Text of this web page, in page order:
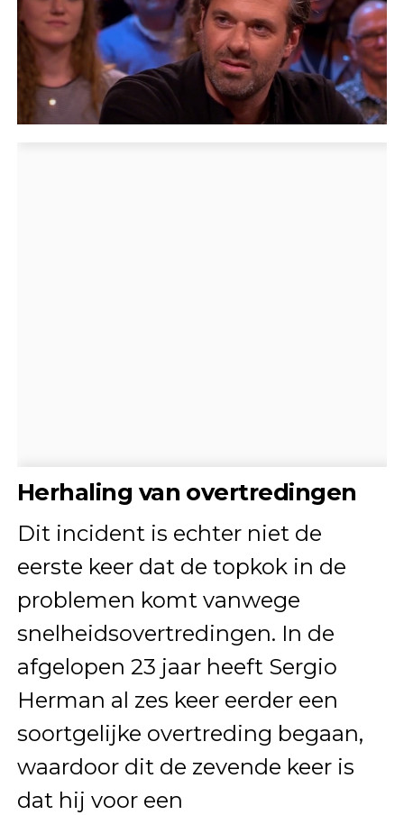
Herhaling van overtredingen
Dit incident is echter niet de
eerste keer dat de topkok in de
problemen komt vanwege
snelheidsovertredingen. In de
afgelopen 23 jaar heeft Sergio
Herman al zes keer eerder een
soortgelijke overtreding begaan,
waardoor dit de zevende keer is
dat hij voor een